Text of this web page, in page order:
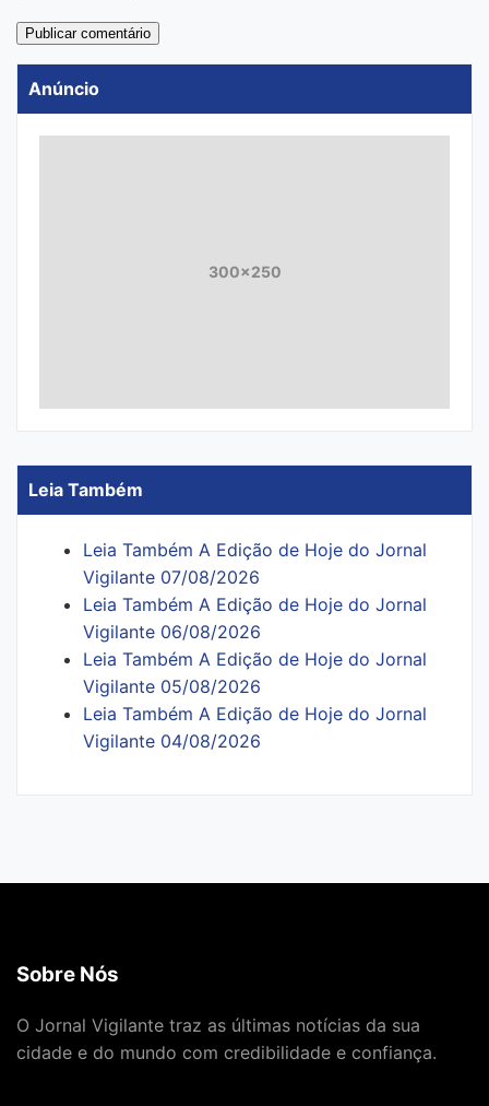
Anúncio
300x250
Leia Também
Leia Também A Edição de Hoje do Jornal
Vigilante 07/08/2026
Leia Também A Edição de Hoje do Jornal
Vigilante 06/08/2026
Leia Também A Edição de Hoje do Jornal
Vigilante 05/08/2026
Leia Também A Edição de Hoje do Jornal
Vigilante 04/08/2026
Sobre Nós
O Jornal Vigilante traz as últimas notícias da sua
cidade e do mundo com credibilidade e confiança.